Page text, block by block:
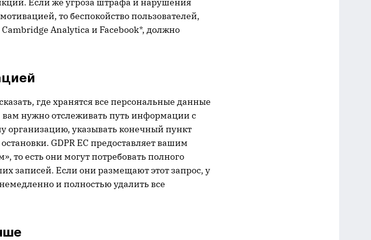
то беспокойство пользователей,
Analytica и Facebook*, должно
где хранятся все персональные данные
нужно отслеживать путь информации с
организацию, указывать конечный пункт
GDPR ЕС предоставляет вашим
то есть они могут потребовать полного
записей. Если они размещают этот запрос, у
и полностью удалить все